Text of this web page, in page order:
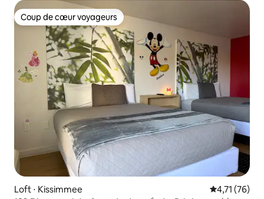
Coup de cœur voyageurs
Coup de cœur voyageurs
Loft ⋅ Kissimmee Évaluation
4,71 (76)